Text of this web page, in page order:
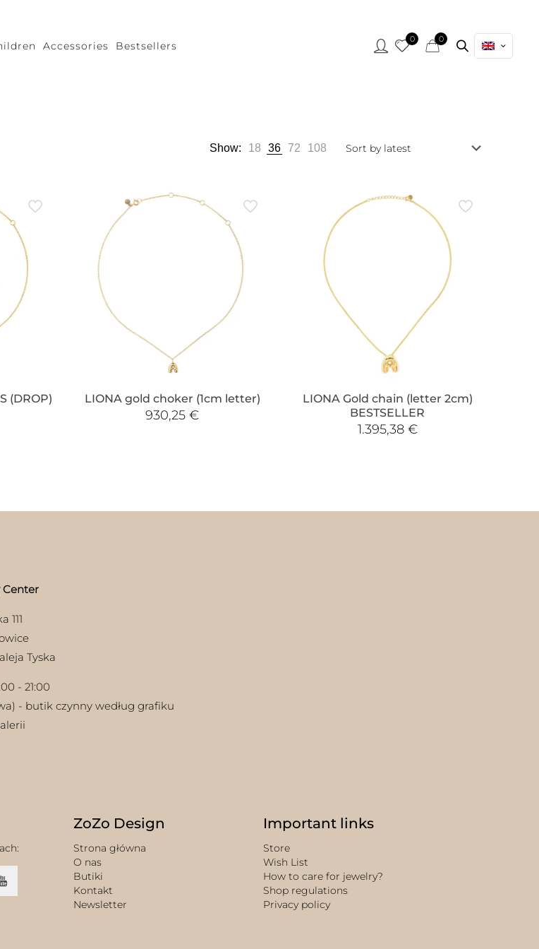
Accessories Bestsellers
0 0
Show: 18 36 72 108
(DROP) LIONA gold choker (1cm letter)
930,25€
LIONA Gold chain (letter 2cm)
BESTSELLER
1.395,38 €
Center
111
Tyska
- 21:00
- butik czynny według grafiku
ZoZo Design
Strona główna
O nas
Butiki
Kontakt
Newsletter
Important links
Store
Wish List
How to care for jewelry?
Shop regulations
Privacy policy